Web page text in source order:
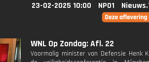
23-02-2025 10:00 NPO1
WNL Op Zondag: Afl. 22
Voormalig minister van Defensie Henk